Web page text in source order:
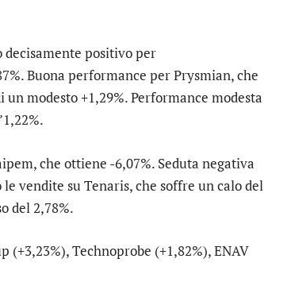
positivo per
Buona performance perPrysmian, che
un modesto +1,29%. Performance modesta
, che ottiene -6,07%. Seduta negativa
le vendite su Tenaris, che soffre un calo del
del 2,78%.
(+3,23%),Technoprobe (+1,82%),ENAV